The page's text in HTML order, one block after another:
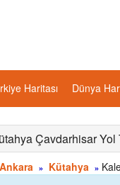
Haritası Dünya
Çavdarhisar Yol
Ankara » Kütahya »